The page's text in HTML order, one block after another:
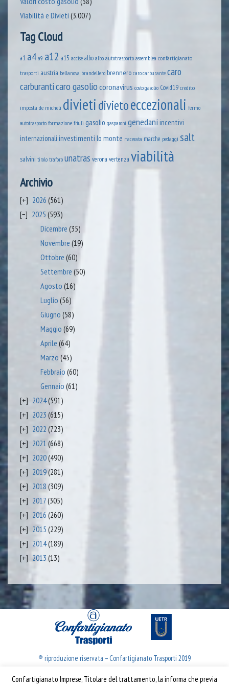
Viabilità e Divieti (3.007)
Tag Cloud
a1 a4 a9 a12 a15 accise albo albo autotrasporto assemblea confartigianato
trasporti austria bellanova brandellero brennero caro carburante caro
carburanticaro gasoliocoronavirus costo gasolio Covid19credito
imposta de micheli divietidivietoeccezionali fermo
autotrasporto formazione friuli gasolio gasparoni genedani incentivi
internazionali investimenti lo monte macerata marche pedaggi salt
salvini tirolo traforo unatras verona vertenza viabilità
Archivio
2026 (561)
2025 (593)
Dicembre (35)
Novembre (19)
Ottobre (60)
Settembre (50)
Agosto (16)
Luglio (56)
Giugno (58)
Maggio (69)
Aprile (64)
Marzo (45)
Febbraio (60)
Gennaio (61)
2024(591)
2023 (615)
2022 (723)
2021 (668)
2020(490)
2019(281)
2018 (309)
2017(305)
2016 (260)
2015 (229)
2014(189)
2013 (13)
® riproduzione riservata – Confartigianato Trasporti 2019
Confartigianato Imprese, Titolare del trattamento, la informa che previa